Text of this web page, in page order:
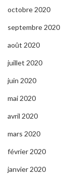
octobre 2020
septembre 2020
août 2020
juillet 2020
juin 2020
mai 2020
avril 2020
mars 2020
février 2020
janvier 2020